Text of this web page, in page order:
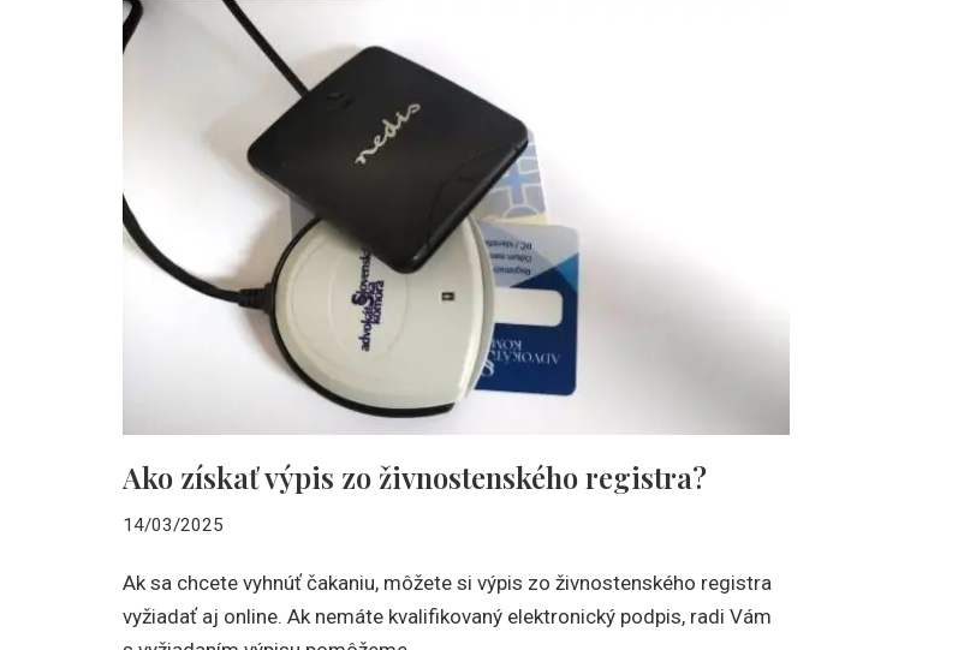
Ako získať výpis zo živnostenského registra?
14/03/2025
Ak sa chcete vyhnúť čakaniu, môžete si výpis zo živnostenského registra
vyžiadať aj online. Ak nemáte kvalifikovaný elektronický podpis, radi Vám